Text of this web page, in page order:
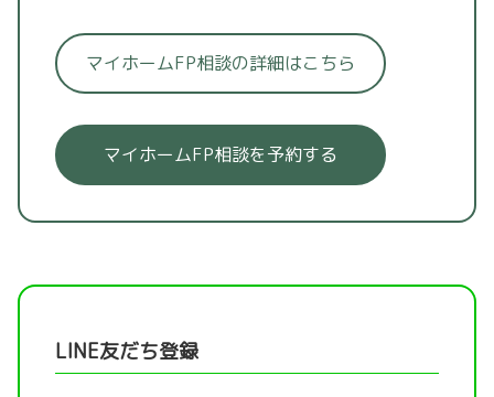
マイホームFP相談の詳細はこちら
マイホームFP相談を予約する
LINE友だち登録